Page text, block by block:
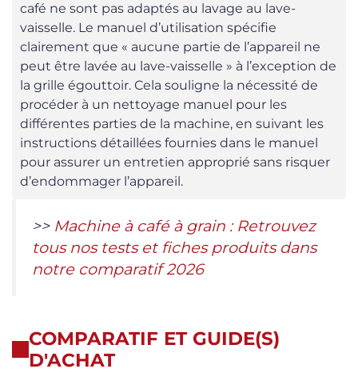
café ne sont pas adaptés au lavage au lave-
vaisselle. Le manuel d’utilisation spécifie
clairement que « aucune partie de l’appareil ne
peut être lavée au lave-vaisselle » à l’exception de
la grille égouttoir​​. Cela souligne la nécessité de
procéder à un nettoyage manuel pour les
différentes parties de la machine, en suivant les
instructions détaillées fournies dans le manuel
pour assurer un entretien approprié sans risquer
d’endommager l’appareil.
>> Machine à café à grain : Retrouvez
tous nos tests et fiches produits dans
notre comparatif 2026
COMPARATIF ET GUIDE(S)
D'ACHAT